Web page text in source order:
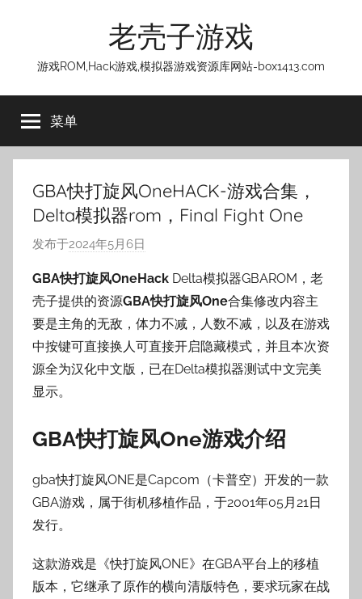
老壳子游戏
游戏ROM,Hack游戏,模拟器游戏资源库网站-box1413.com
菜单
GBA快打旋风OneHACK-游戏合集，
Delta模拟器rom，Final Fight One
发布于2024年5月6日
:
老
壳
子
GBA快打旋风OneHack Delta模拟器GBAROM，老
壳子提供的资源GBA快打旋风One合集修改内容主
要是主角的无敌，体力不减，人数不减，以及在游戏
中按键可直接换人可直接开启隐藏模式，并且本次资
源全为汉化中文版，已在Delta模拟器测试中文完美
显示。
GBA快打旋风One游戏介绍
gba快打旋风ONE是Capcom（卡普空）开发的一款
GBA游戏，属于街机移植作品，于2001年05月21日
发行。
这款游戏是《快打旋风ONE》在GBA平台上的移植
版本，它继承了原作的横向清版特色，要求玩家在战